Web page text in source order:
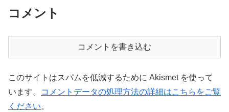
コメント
コメントを書き込む
このサイトはスパムを低減するために Akismet を使って
います。
コメントデータの処理方法の詳細はこちらをご覧
ください。